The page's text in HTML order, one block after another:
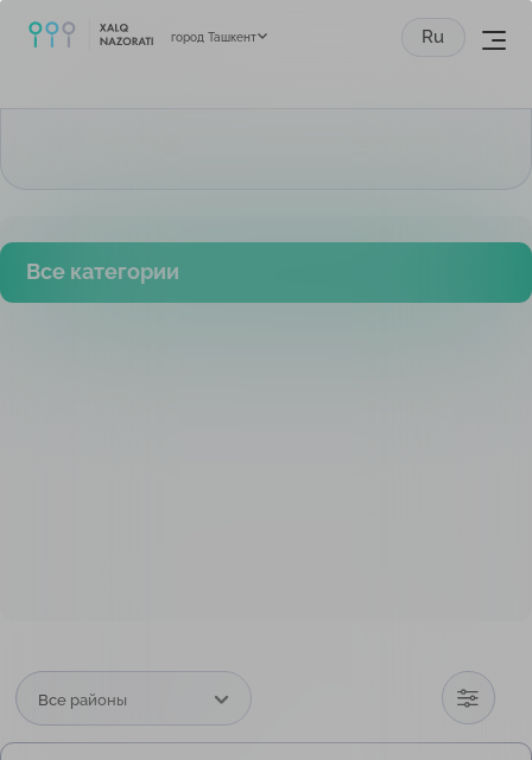
город Ташкент Ru
Все категории
Все районы